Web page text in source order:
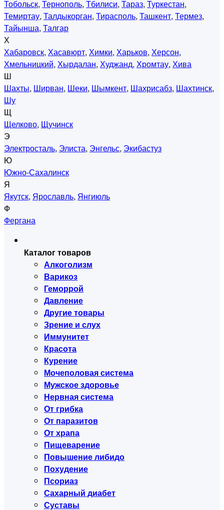
Тобольск, Тернополь, Тбилиси, Тараз, Туркестан,
Темиртау, Талдыкорган, Тирасполь, Ташкент, Термез,
Тайынша, Талгар
Х
Хабаровск, Хасавюрт, Химки, Харьков, Херсон,
Хмельницкий, Хырдалан, Худжанд, Хромтау, Хива
Ш
Шахты, Ширван, Шеки, Шымкент, Шахрисабз, Шахтинск,
Шу
Щ
Щелково, Щучинск
Э
Электросталь, Элиста, Энгельс, Экибастуз
Ю
Южно-Сахалинск
Я
Якутск, Ярославль, Янгиюль
Ф
Фергана
Каталог товаров
Алкоголизм
Варикоз
Геморрой
Давление
Другие товары
Зрение и слух
Иммунитет
Красота
Курение
Мочеполовая система
Мужское здоровье
Нервная система
От грибка
От паразитов
От храпа
Пищеварение
Повышение либидо
Похудение
Псориаз
Сахарный диабет
Суставы